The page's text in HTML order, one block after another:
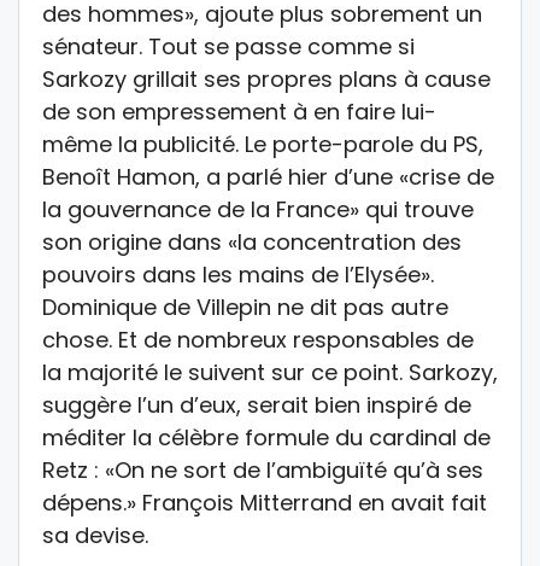
des hommes», ajoute plus sobrement un
sénateur. Tout se passe comme si
Sarkozy grillait ses propres plans à cause
de son empressement à en faire lui-
même la publicité. Le porte-parole du PS,
Benoît Hamon, a parlé hier d’une «crise de
la gouvernance de la France» qui trouve
son origine dans «la concentration des
pouvoirs dans les mains de l’Elysée».
Dominique de Villepin ne dit pas autre
chose. Et de nombreux responsables de
la majorité le suivent sur ce point. Sarkozy,
suggère l’un d’eux, serait bien inspiré de
méditer la célèbre formule du cardinal de
Retz : «On ne sort de l’ambiguïté qu’à ses
dépens.» François Mitterrand en avait fait
sa devise.